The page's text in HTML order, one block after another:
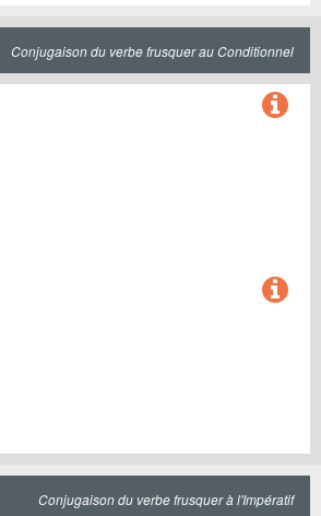
Conjugaison du verbe frusquer au Conditionnel
Conjugaison du verbe frusquer à l'Impératif